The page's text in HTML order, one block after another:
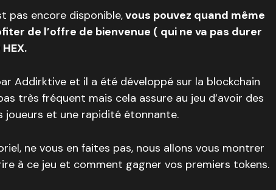
pas encore disponible,vous pouvez quand même
de l’offre de bienvenue ( qui ne va pas durer
Addirktive et il a été développé sur la blockchain
très fréquent mais cela assure au jeu d’avoir des
joueurs et une rapidité étonnante.
ne vous en faites pas, nous allons vous montrer
à ce jeu et comment gagner vos premiers tokens.